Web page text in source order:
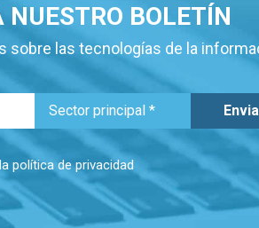
NUESTRO BOLETÍN
sobre las tecnologías de la
política de privacidad